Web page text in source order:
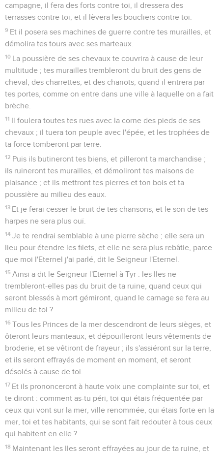
campagne, il fera des forts contre toi, il dressera des
terrasses contre toi, et il lèvera les boucliers contre toi.
9 Et il posera ses machines de guerre contre tes murailles, et
démolira tes tours avec ses marteaux.
10 La poussière de ses chevaux te couvrira à cause de leur
multitude ; tes murailles trembleront du bruit des gens de
cheval, des charrettes, et des chariots, quand il entrera par
tes portes, comme on entre dans une ville à laquelle on a fait
brèche.
11 Il foulera toutes tes rues avec la corne des pieds de ses
chevaux ; il tuera ton peuple avec l'épée, et les trophées de
ta force tomberont par terre.
12 Puis ils butineront tes biens, et pilleront ta marchandise ;
ils ruineront tes murailles, et démoliront tes maisons de
plaisance ; et ils mettront tes pierres et ton bois et ta
poussière au milieu des eaux.
13 Et je ferai cesser le bruit de tes chansons, et le son de tes
harpes ne sera plus ouï.
14 Je te rendrai semblable à une pierre sèche ; elle sera un
lieu pour étendre les filets, et elle ne sera plus rebâtie, parce
que moi l'Eternel j'ai parlé, dit le Seigneur l'Eternel.
15 Ainsi a dit le Seigneur l'Eternel à Tyr : les Iles ne
trembleront-elles pas du bruit de ta ruine, quand ceux qui
seront blessés à mort gémiront, quand le carnage se fera au
milieu de toi ?
16 Tous les Princes de la mer descendront de leurs sièges, et
ôteront leurs manteaux, et dépouilleront leurs vêtements de
broderie, et se vêtiront de frayeur ; ils s'assiéront sur la terre,
et ils seront effrayés de moment en moment, et seront
désolés à cause de toi.
17 Et ils prononceront à haute voix une complainte sur toi, et
te diront : comment as-tu péri, toi qui étais fréquentée par
ceux qui vont sur la mer, ville renommée, qui étais forte en la
mer, toi et tes habitants, qui se sont fait redouter à tous ceux
qui habitent en elle ?
18 Maintenant les Iles seront effrayées au jour de ta ruine, et